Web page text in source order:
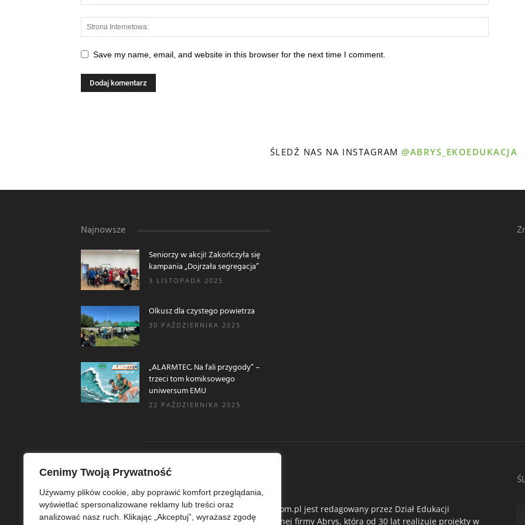
Cenimy Twoją Prywatność
Używamy plików cookie, aby poprawić komfort przeglądania,
wyświetlać spersonalizowane reklamy lub treści oraz
analizować nasz ruch. Klikając „Akceptuj”, wyrażasz zgodę
Save my name, email, and website in this browser for the next time I comment.
ŚLEDŹ NAS NA INSTAGRAM@ABRYS_EKOEDUKACJA
Najnowsze
Seniorzy w akcji! Zakończyła się
kampania „Dojrzała segregacja”
3 LISTOPADA 2025
Olkusz dla czystego powietrza
30 PAŹDZIERNIKA 2025
„ALARMTEC. Na fali przygody” –
trzeci tom komiksowego
uniwersum EMU
22 PAŹDZIERNIKA 2025
Ekoedu.com.pl jest redagowany przez Dział Edukacji
Ekologicznej firmy Abrys, która od 30 lat realizuje projekty w